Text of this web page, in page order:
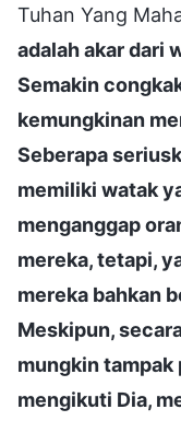
Tuhan Yang
adalah akar dari
Semakin
kemungkinan
Seberapa
memiliki watak
menganggap
mereka, tetapi,
mereka bahkan
Meskipun,
mungkin tampak
mengikuti Dia,